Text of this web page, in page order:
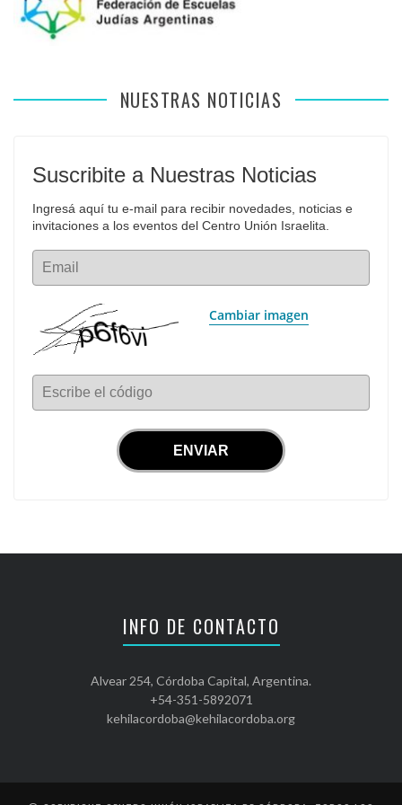
NUESTRAS NOTICIAS
Suscribite a Nuestras Noticias
Ingresá aquí tu e-mail para recibir novedades, noticias e
invitaciones a los eventos del Centro Unión Israelita.
Email
Cambiar imagen
Escribe el código
INFO DE CONTACTO
Alvear 254, Córdoba Capital, Argentina.
+54-351-5892071
kehilacordoba@kehilacordoba.org